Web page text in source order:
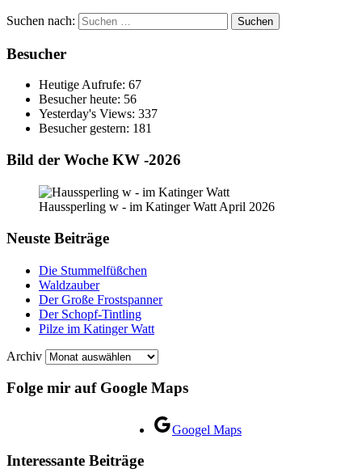
Suchen nach:
Besucher
Heutige Aufrufe: 67
Besucher heute: 56
Yesterday's Views: 337
Besucher gestern: 181
Bild der Woche KW -2026
Haussperling w - im Katinger Watt April 2026
Neuste Beiträge
Die Stummelfüßchen
Waldzauber
Der Große Frostspanner
Der Schopf-Tintling
Pilze im Katinger Watt
Archiv
Folge mir auf Google Maps
Googel Maps
Interessante Beiträge